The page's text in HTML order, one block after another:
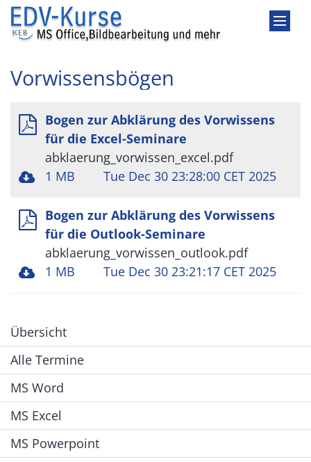
Zum Inhalt springen
Vorwissensbögen
Bogen zur Abklärung des Vorwissens
für die Excel-Seminare
abklaerung_vorwissen_excel.pdf
1 MB
Tue Dec 30 23:28:00 CET 2025
Bogen zur Abklärung des Vorwissens
für die Outlook-Seminare
abklaerung_vorwissen_outlook.pdf
1 MB
Tue Dec 30 23:21:17 CET 2025
Übersicht
Alle Termine
MS Word
MS Excel
MS Powerpoint